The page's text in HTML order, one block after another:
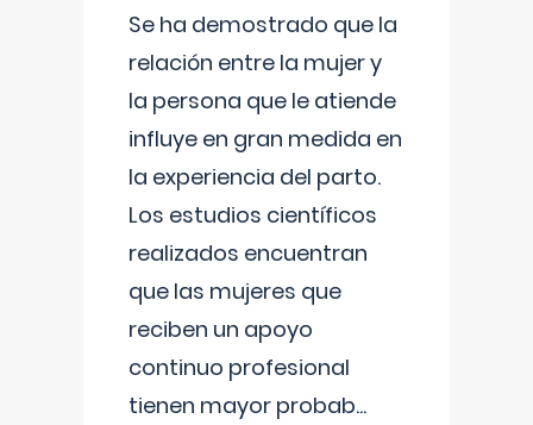
Se ha demostrado que la
relación entre la mujer y
la persona que le atiende
influye en gran medida en
la experiencia del parto.
Los estudios científicos
realizados encuentran
que las mujeres que
reciben un apoyo
continuo profesional
tienen mayor probab...